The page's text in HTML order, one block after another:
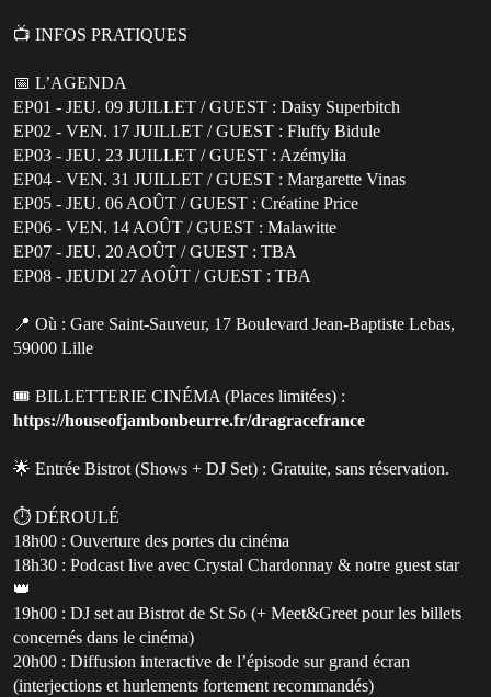
📺 INFOS PRATIQUES
📅 L’AGENDA
EP01 - JEU. 09 JUILLET / GUEST : Daisy Superbitch
EP02 - VEN. 17 JUILLET / GUEST : Fluffy Bidule
EP03 - JEU. 23 JUILLET / GUEST : Azémylia
EP04 - VEN. 31 JUILLET / GUEST : Margarette Vinas
EP05 - JEU. 06 AOÛT / GUEST : Créatine Price
EP06 - VEN. 14 AOÛT / GUEST : Malawitte
EP07 - JEU. 20 AOÛT / GUEST : TBA
EP08 - JEUDI 27 AOÛT / GUEST : TBA
📍 Où : Gare Saint-Sauveur, 17 Boulevard Jean-Baptiste Lebas,
59000 Lille
🎟 BILLETTERIE CINÉMA (Places limitées) :
https://houseofjambonbeurre.fr/dragracefrance
🌟 Entrée Bistrot (Shows + DJ Set) : Gratuite, sans réservation.
⏱️ DÉROULÉ
18h00 : Ouverture des portes du cinéma
18h30 : Podcast live avec Crystal Chardonnay & notre guest star
👑
19h00 : DJ set au Bistrot de St So (+ Meet&Greet pour les billets
concernés dans le cinéma)
20h00 : Diffusion interactive de l’épisode sur grand écran
(interjections et hurlements fortement recommandés)